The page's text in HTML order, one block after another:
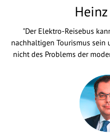
"Der Elektro-Reisebus
nachhaltigen Tourismus sein
nicht des Problems der